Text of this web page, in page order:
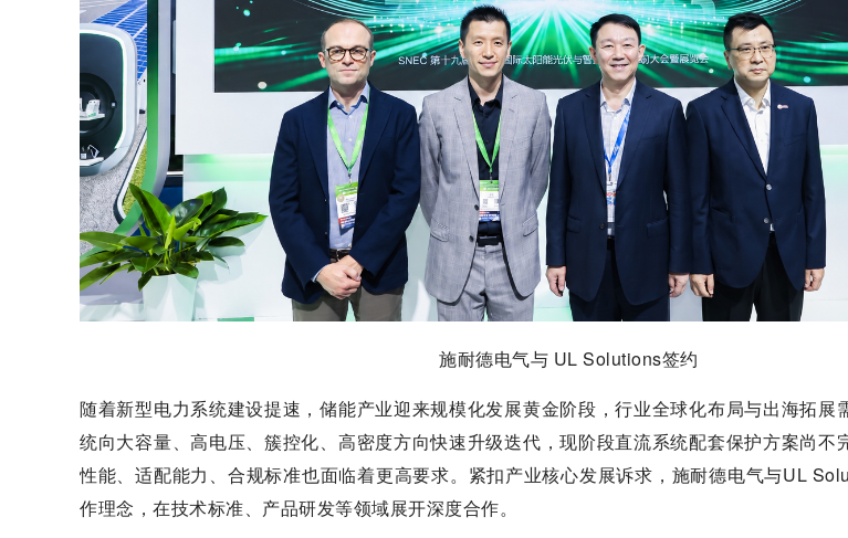
施耐德电气与 UL Solutions签约
随着新型电力系统建设提速，储能产业迎来规模化发展黄金阶段，行业全球化布局与出海拓展
统向大容量、高电压、簇控化、高密度方向快速升级迭代，现阶段直流系统配套保护方案尚不
性能、适配能力、合规标准也面临着更高要求。紧扣产业核心发展诉求，施耐德电气与UL
作理念，在技术标准、产品研发等领域展开深度合作。